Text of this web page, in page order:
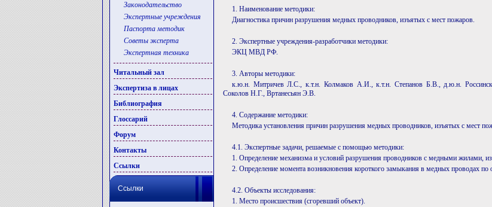
Законодательство
Экспертные учреждения
Паспорта методик
Советы эксперта
Экспертная техника
Читальный зал
Экспертиза в лицах
Библиография
Глоссарий
Форум
Контакты
Ссылки
Ссылки
1. Наименование методики:
Диагностика причин разрушения медных проводников, изъятых с мест пожаров.
2. Экспертные учреждения-разработчики методики:
ЭКЦ МВД РФ.
3. Авторы методики:
к.ю.н. Митричев Л.С., к.т.н. Колмаков А.И., к.т.н. Степанов Б.В., д.ю.н.
Соколов Н.Г., Вртанесьян Э.В.
4. Содержание методики:
Методика установления причин разрушения медных проводников, изъятых с мест
4.1. Экспертные задачи, решаемые с помощью методики:
1. Определение механизма и условий разрушения проводников с медными жилами,
2. Определение момента возникновения короткого замыкания в медных проводах
4.2. Объекты исследования:
1. Место происшествия (сгоревший объект).